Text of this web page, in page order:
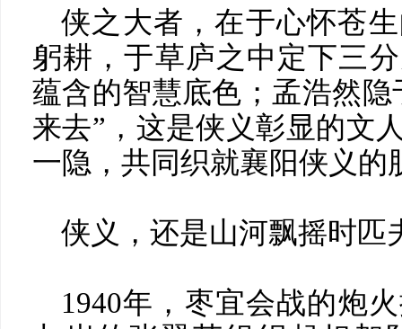
侠之大者，在于心怀苍
躬耕，于草庐之中定下三
蕴含的智慧底色；孟浩然
来去”，这是侠义彰显的文
一隐，共同织就襄阳侠义的
侠义，还是山河飘摇时匹
1940年，枣宜会战的炮